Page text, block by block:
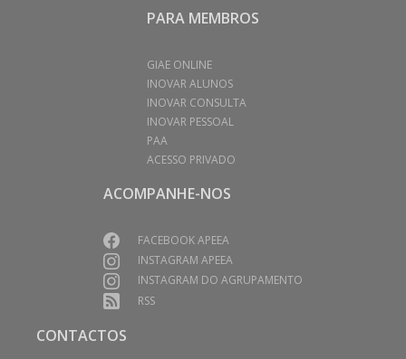
PARA MEMBROS
GIAE ONLINE
INOVAR ALUNOS
INOVAR CONSULTA
INOVAR PESSOAL
PAA
ACESSO PRIVADO
ACOMPANHE-NOS
FACEBOOK APEEA
INSTAGRAM APEEA
INSTAGRAM DO AGRUPAMENTO
RSS
CONTACTOS